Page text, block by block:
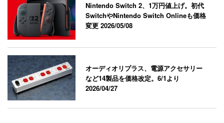
Nintendo Switch 2、1万円値上げ。初代
SwitchやNintendo Switch Onlineも価格
変更2026/05/08
オーディオリプラス、電源アクセサリー
など14製品を価格改定。6/1より
2026/04/27